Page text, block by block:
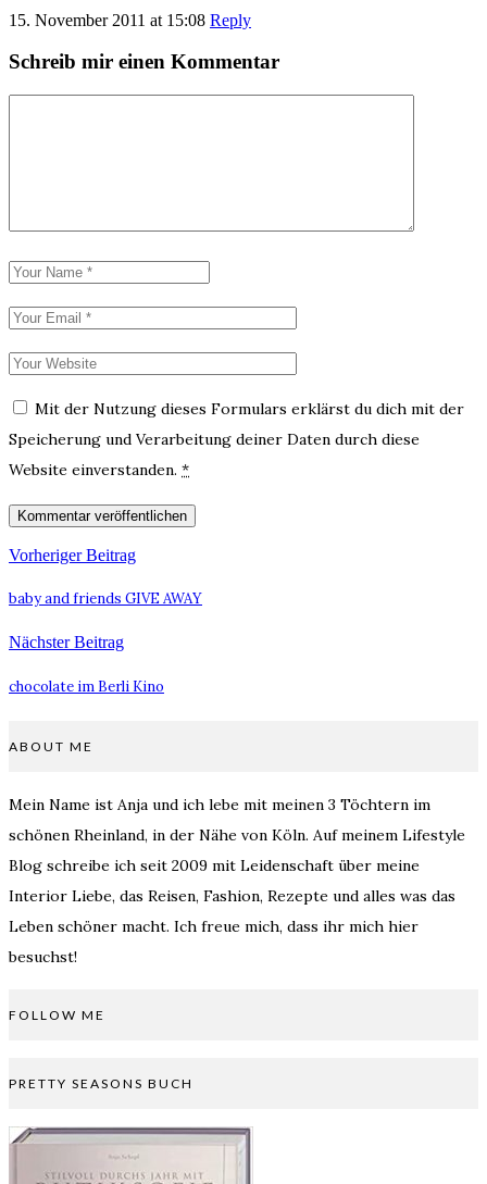
15. November 2011 at 15:08 Reply
Schreib mir einen Kommentar
Mit der Nutzung dieses Formulars erklärst du dich mit der
Speicherung und Verarbeitung deiner Daten durch diese
Website einverstanden. *
Vorheriger Beitrag
baby and friends GIVE AWAY
Nächster Beitrag
chocolate im Berli Kino
ABOUT ME
Mein Name ist Anja und ich lebe mit meinen 3 Töchtern im
schönen Rheinland, in der Nähe von Köln. Auf meinem Lifestyle
Blog schreibe ich seit 2009 mit Leidenschaft über meine
Interior Liebe, das Reisen, Fashion, Rezepte und alles was das
Leben schöner macht. Ich freue mich, dass ihr mich hier
besuchst!
FOLLOW ME
PRETTY SEASONS BUCH